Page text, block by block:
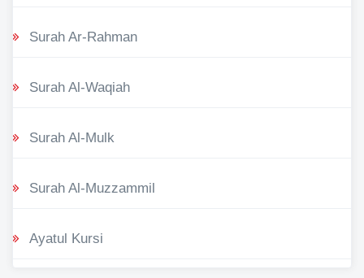
Surah Ar-Rahman
Surah Al-Waqiah
Surah Al-Mulk
Surah Al-Muzzammil
Ayatul Kursi